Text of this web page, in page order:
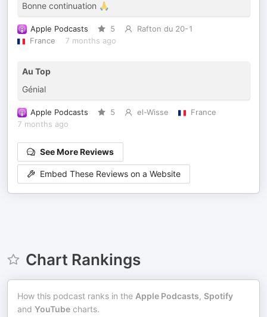
Bonne continuation 🙏
Apple Podcasts 5
Rafton du 20-1
France
7 months ago
Au Top
Génial
Apple Podcasts 5 el-Wisse
France
7 months ago
See More Reviews
Embed These Reviews on a Website
Chart Rankings
How this podcast ranks in the Apple Podcasts, Spotify
and YouTube charts.